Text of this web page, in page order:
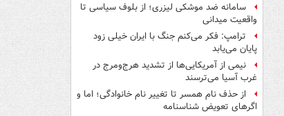
سامانه ضد موشکی لیزری؛ از بلوف سیاسی تا
واقعیت میدانی
ترامپ: فکر می‌کنم جنگ با ایران خیلی زود
پایان می‌یابد
نیمی از آمریکایی‌ها از تشدید هرج‌ومرج در
غرب آسیا می‌ترسند
از حذف نام همسر تا تغییر نام خانوادگی؛ اما و
اگرهای تعویض شناسنامه